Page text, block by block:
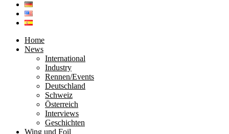
Home
News
International
Industry
Rennen/Events
Deutschland
Schweiz
Österreich
Interviews
Geschichten
Wing und Foil